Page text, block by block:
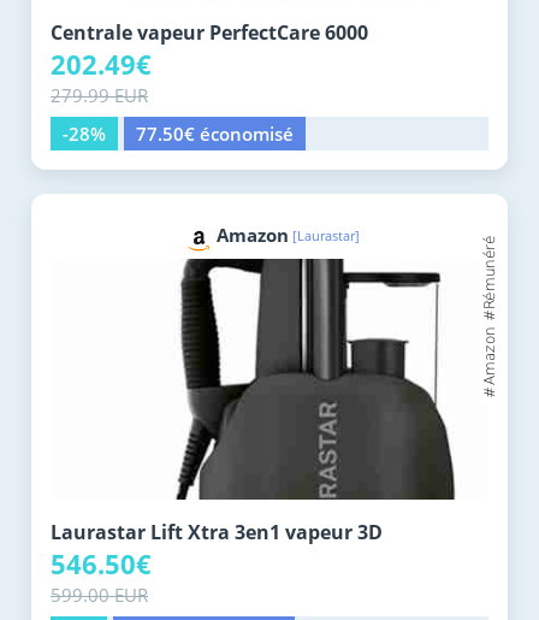
Centrale vapeur PerfectCare 6000
202.49€
279.99 EUR
-28%
77.50€ économisé
Amazon [Laurastar]
Laurastar Lift Xtra 3en1 vapeur 3D
546.50€
599.00 EUR